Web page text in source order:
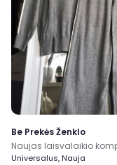
Be Prekės Ženklo
Universalus, Nauja